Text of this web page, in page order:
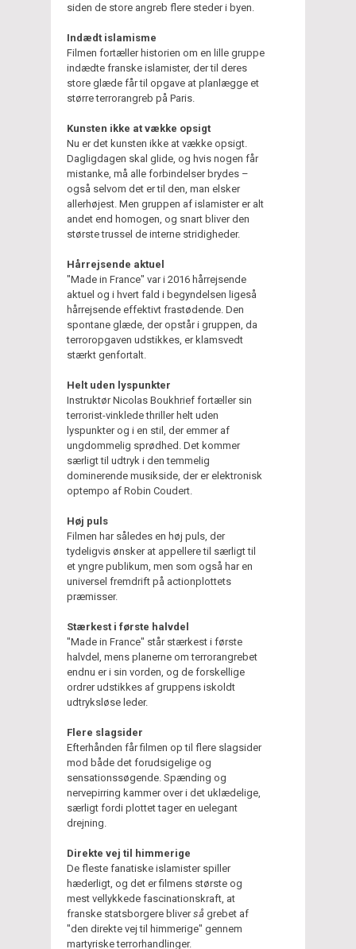
siden de store angreb flere steder i byen.
Indædt islamisme
Filmen fortæller historien om en lille gruppe
indædte franske islamister, der til deres
store glæde får til opgave at planlægge et
større terrorangreb på Paris.
Kunsten ikke at vække opsigt
Nu er det kunsten ikke at vække opsigt.
Dagligdagen skal glide, og hvis nogen får
mistanke, må alle forbindelser brydes –
også selvom det er til den, man elsker
allerhøjest. Men gruppen af islamister er alt
andet end homogen, og snart bliver den
største trussel de interne stridigheder.
Hårrejsende aktuel
"Made in France" var i 2016 hårrejsende
aktuel og i hvert fald i begyndelsen ligeså
hårrejsende effektivt frastødende. Den
spontane glæde, der opstår i gruppen, da
terroropgaven udstikkes, er klamsvedt
stærkt genfortalt.
Helt uden lyspunkter
Instruktør Nicolas Boukhrief fortæller sin
terrorist-vinklede thriller helt uden
lyspunkter og i en stil, der emmer af
ungdommelig sprødhed. Det kommer
særligt til udtryk i den temmelig
dominerende musikside, der er elektronisk
optempo af Robin Coudert.
Høj puls
Filmen har således en høj puls, der
tydeligvis ønsker at appellere til særligt til
et yngre publikum, men som også har en
universel fremdrift på actionplottets
præmisser.
Stærkest i første halvdel
"Made in France" står stærkest i første
halvdel, mens planerne om terrorangrebet
endnu er i sin vorden, og de forskellige
ordrer udstikkes af gruppens iskoldt
udtryksløse leder.
Flere slagsider
Efterhånden får filmen op til flere slagsider
mod både det forudsigelige og
sensationssøgende. Spænding og
nervepirring kammer over i det uklædelige,
særligt fordi plottet tager en uelegant
drejning.
Direkte vej til himmerige
De fleste fanatiske islamister spiller
hæderligt, og det er filmens største og
mest vellykkede fascinationskraft, at
franske statsborgere bliverså grebet af
"den direkte vej til himmerige" gennem
martyriske terrorhandlinger.